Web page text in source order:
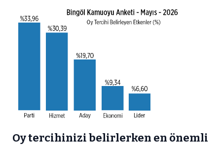
Oy tercihinizi belirlerken en önemli